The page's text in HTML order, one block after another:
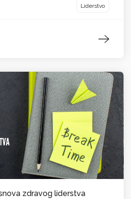
Liderstvo
zdravog liderstva